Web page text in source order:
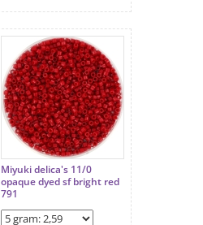
Miyuki delica's 11/0
opaque dyed sf bright red
791